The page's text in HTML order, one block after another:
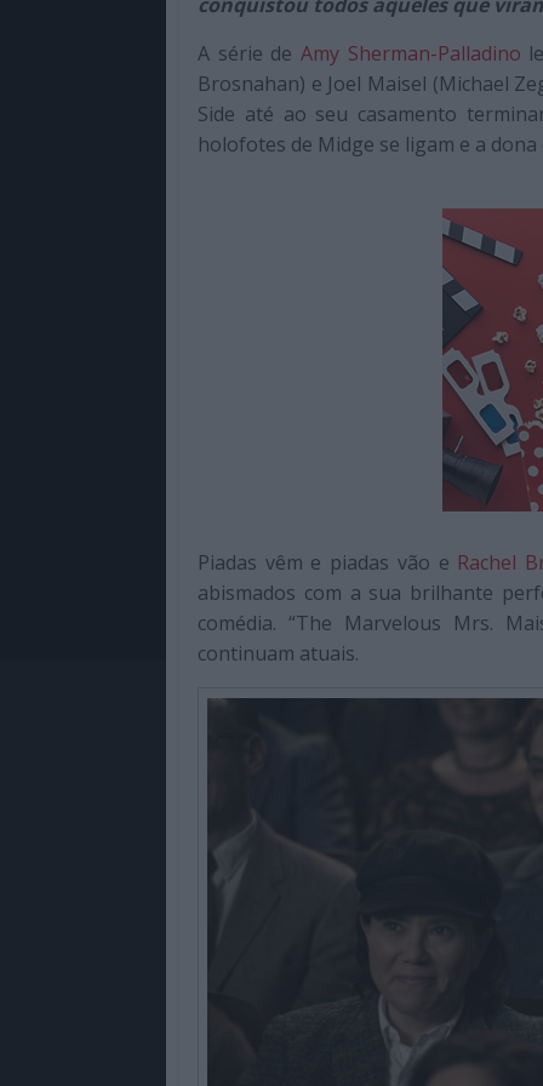
qualidade
com
enfoque
A série de Amy Sherman-Palladino
Brosnahan) e Joel Maisel (Michael
Side até ao seu casamento
holofotes de Midge se ligam e a
Piadas vêm e piadas vão e Rachel
abismados com a sua brilhante
comédia. “The Marvelous Mrs.
continuam atuais.